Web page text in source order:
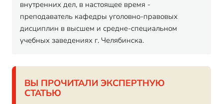
внутренних дел, в настоящее время -
преподаватель кафедры уголовно-правовых
дисциплин в высшем и средне-специальном
учебных заведениях г. Челябинска.
ВЫ ПРОЧИТАЛИ ЭКСПЕРТНУЮ
СТАТЬЮ